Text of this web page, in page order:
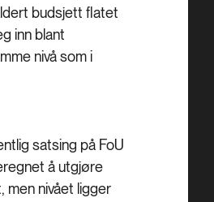
budsjett flatet
inn blant
nivå som i
satsing på FoU
å utgjøre
men nivået ligger